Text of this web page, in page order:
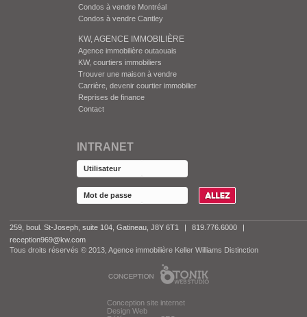
Condos à vendre Montréal
Condos à vendre Cantley
KW, AGENCE IMMOBILIÈRE
Agence immobilière outaouais
KW, courtiers immobiliers
Trouver une maison à vendre
Carrière, devenir courtier immobilier
Reprises de finance
Contact
INTRANET
259, boul. St-Joseph, suite 104, Gatineau, J8Y 6T1 | 819.776.6000
|
reception969@kw.com
Tous droits réservés © 2013, Agence immobilière Keller Williams Distinction
Conception site internet
Design Web